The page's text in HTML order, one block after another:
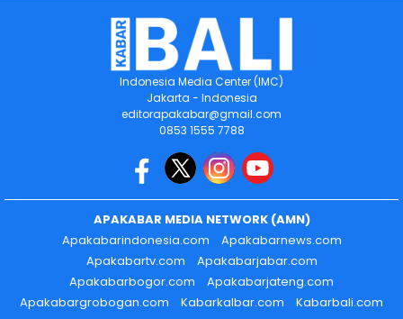
Indonesia Media Center (IMC)
Jakarta - Indonesia
editorapakabar@gmail.com
0853 1555 7788
APAKABAR MEDIA NETWORK (AMN)
Apakabarindonesia.com
Apakabarnews.com
Apakabartv.com
Apakabarjabar.com
Apakabarbogor.com
Apakabarjateng.com
Apakabargrobogan.com
Kabarkalbar.com Kabarbali.com